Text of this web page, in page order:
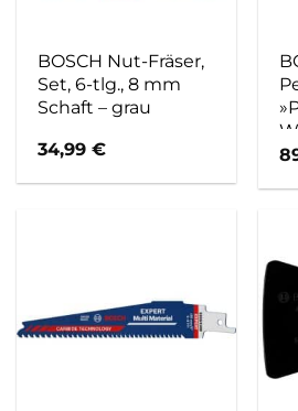
BOSCH Nut-Fräser,
Set, 6-tlg., 8 mm
Schaft – grau
34,99€
–